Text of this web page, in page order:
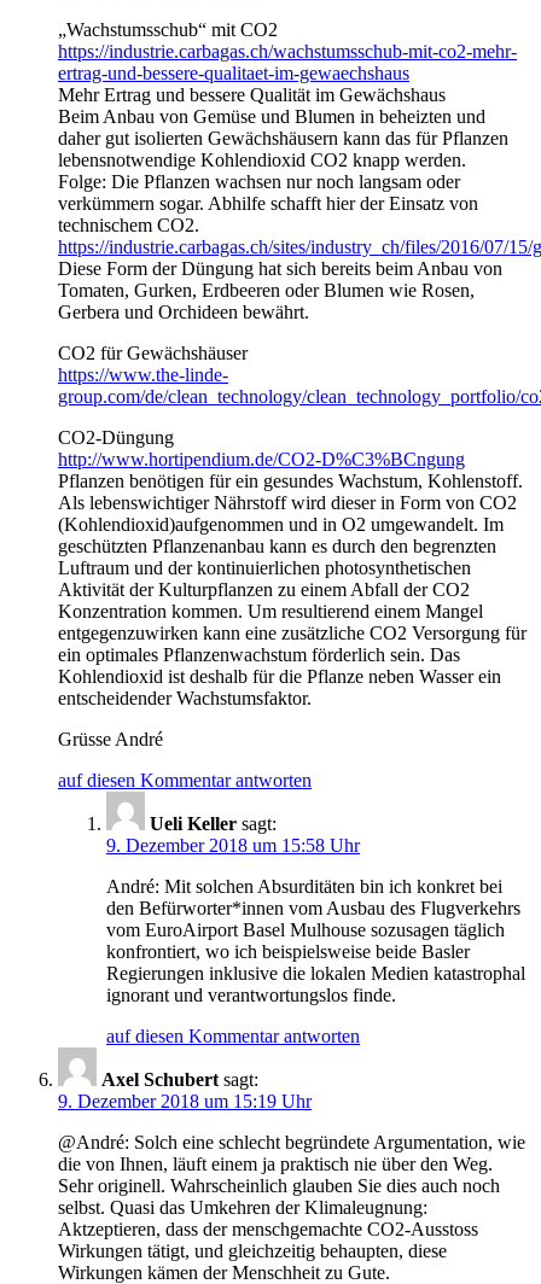
„Wachstumsschub“ mit CO2
https://industrie.carbagas.ch/wachstumsschub-mit-co2-mehr-
ertrag-und-bessere-qualitaet-im-gewaechshaus
Mehr Ertrag und bessere Qualität im Gewächshaus
Beim Anbau von Gemüse und Blumen in beheizten und
daher gut isolierten Gewächshäusern kann das für Pflanzen
lebensnotwendige Kohlendioxid CO2 knapp werden.
Folge: Die Pflanzen wachsen nur noch langsam oder
verkümmern sogar. Abhilfe schafft hier der Einsatz von
technischem CO2.
https://industrie.carbagas.ch/sites/industry_ch/files/2016/07/15/
Diese Form der Düngung hat sich bereits beim Anbau von
Tomaten, Gurken, Erdbeeren oder Blumen wie Rosen,
Gerbera und Orchideen bewährt.
CO2 für Gewächshäuser
https://www.the-linde-
group.com/de/clean_technology/clean_technology_portfolio/
CO2-Düngung
http://www.hortipendium.de/CO2-D%C3%BCngung
Pflanzen benötigen für ein gesundes Wachstum, Kohlenstoff.
Als lebenswichtiger Nährstoff wird dieser in Form von CO2
(Kohlendioxid)aufgenommen und in O2 umgewandelt. Im
geschützten Pflanzenanbau kann es durch den begrenzten
Luftraum und der kontinuierlichen photosynthetischen
Aktivität der Kulturpflanzen zu einem Abfall der CO2
Konzentration kommen. Um resultierend einem Mangel
entgegenzuwirken kann eine zusätzliche CO2 Versorgung für
ein optimales Pflanzenwachstum förderlich sein. Das
Kohlendioxid ist deshalb für die Pflanze neben Wasser ein
entscheidender Wachstumsfaktor.
Grüsse André
auf diesen Kommentar antworten
Ueli Keller sagt:
9. Dezember 2018 um 15:58 Uhr
André: Mit solchen Absurditäten bin ich konkret bei
den Befürworter*innen vom Ausbau des Flugverkehrs
vom EuroAirport Basel Mulhouse sozusagen täglich
konfrontiert, wo ich beispielsweise beide Basler
Regierungen inklusive die lokalen Medien katastrophal
ignorant und verantwortungslos finde.
auf diesen Kommentar antworten
Axel Schubert sagt:
9. Dezember 2018 um 15:19 Uhr
@André: Solch eine schlecht begründete Argumentation, wie
die von Ihnen, läuft einem ja praktisch nie über den Weg.
Sehr originell. Wahrscheinlich glauben Sie dies auch noch
selbst. Quasi das Umkehren der Klimaleugnung:
Aktzeptieren, dass der menschgemachte CO2-Ausstoss
Wirkungen tätigt, und gleichzeitig behaupten, diese
Wirkungen kämen der Menschheit zu Gute.